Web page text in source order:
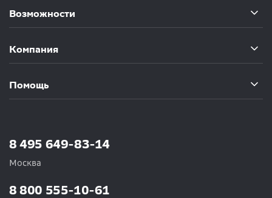
Возможности
Компания
Помощь
8 495 649-83-14
Москва
8 800 555-10-61